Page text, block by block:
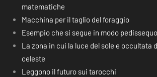
matematiche
Macchina per il taglio del foraggio
Esempio che si segue in modo pedissequo
La zona in cui la luce del sole e occultata
celeste
Leggono il futuro sui tarocchi